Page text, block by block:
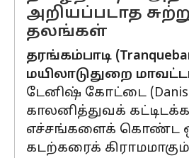
அறியப்படாத
தலங்கள்
தரங்கம்பாடி
மயிலாடுதுறை
டேனிஷ் கோட்டை
காலனித்துவக்
எச்சங்களைக் கொண்ட
கடற்கரைக்